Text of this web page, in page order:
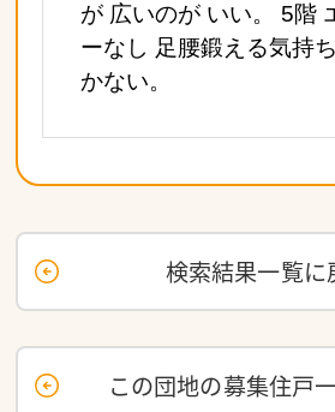
が 広いのが いい。 5階
ーなし 足腰鍛える気持
かない。
検索結果一覧に
この団地の募集住戸